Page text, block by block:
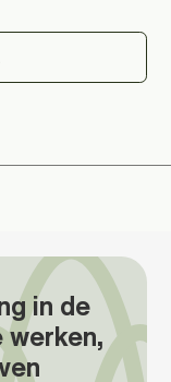
in de
werken,